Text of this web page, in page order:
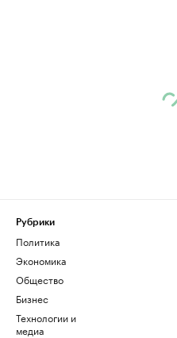
Рубрики
Политика
Экономика
Общество
Бизнес
Технологии и
медиа